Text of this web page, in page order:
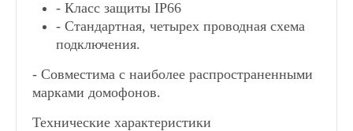
- Класс защиты IP66
- Стандартная, четырех проводная схема
подключения.
- Совместима с наиболее распространенными
марками домофонов.
Технические характеристики